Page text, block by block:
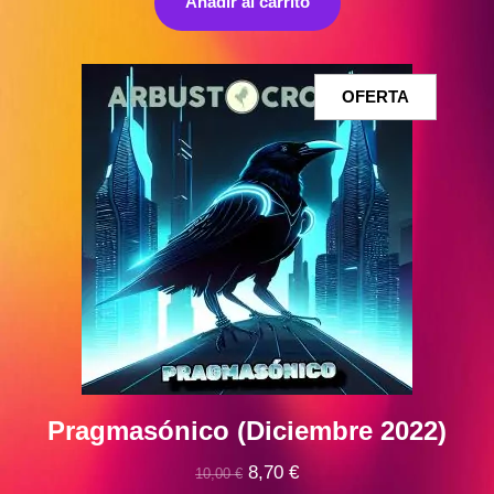
era:
es:
OFERTA
Pragmasónico (Diciembre 2022)
10,00€ El
8,70 €El